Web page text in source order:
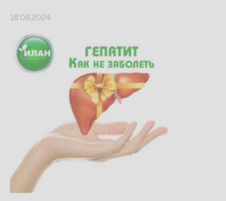
18.08.2024